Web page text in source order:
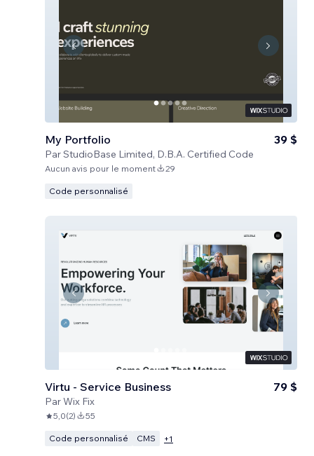
My Portfolio
ParStudioBase Limited, D.B.A. Certified Code
39 $
Aucun avis pour le moment 29
Code personnalisé
Virtu - Service Business
ParWix Fix
79 $
5,0(2) 55
Code personnalisé CMS +1